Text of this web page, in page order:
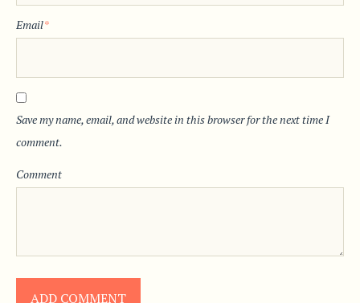
Email*
Save my name, email, and website in this browser for the next time I
comment.
Comment